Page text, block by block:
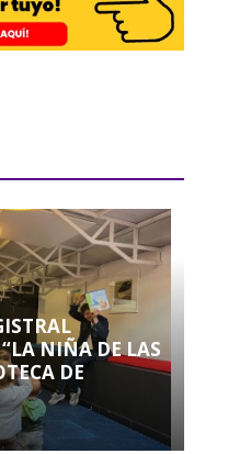
NIÑA DE LAS
DE